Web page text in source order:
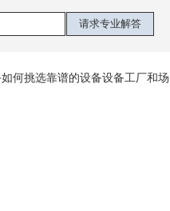
何挑选靠谱的设备设备工厂和场